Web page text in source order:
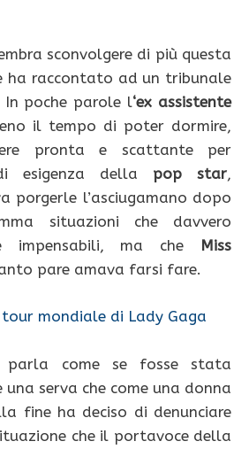
sconvolgere di più questa
ha raccontato ad un tribunale
In poche parole l‘ex assistente
il tempo di poter dormire,
pronta e scattante per
esigenza della pop star,
porgerle l’asciugamano dopo
situazioni che davvero
impensabili, ma che Miss
pare amava farsi fare.
mondiale di Lady Gaga
parla come se fosse stata
serva che come una donna
fine ha deciso di denunciare
che il portavoce della